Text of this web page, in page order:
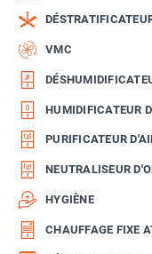
VMC
HUMIDIFICATEUR
PURIFICATEUR
NEUTRALISEUR
HYGIÈNE
CHAUFFAGE FIXE